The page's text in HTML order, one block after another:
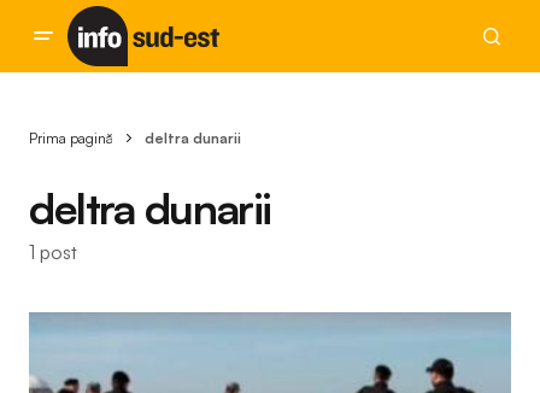
Prima pagină deltra dunarii
deltra dunarii
1 post